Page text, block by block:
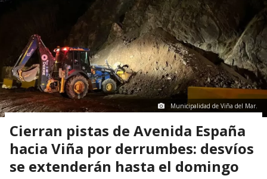
Municipalidad de Viña del Mar.
Cierran pistas de Avenida España
hacia Viña por derrumbes: desvíos
se extenderán hasta el domingo